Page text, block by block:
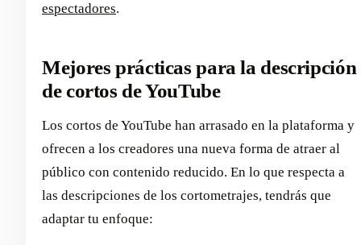
espectadores.
Mejores prácticas para la descripción
de cortos de YouTube
Los cortos de YouTube han arrasado en la plataforma y
ofrecen a los creadores una nueva forma de atraer al
público con contenido reducido. En lo que respecta a
las descripciones de los cortometrajes, tendrás que
adaptar tu enfoque: